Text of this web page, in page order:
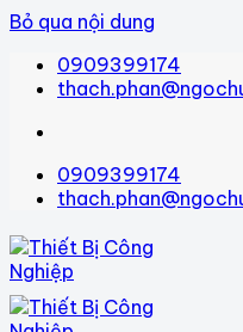
Bỏ qua nội dung
0909399174
0909399174